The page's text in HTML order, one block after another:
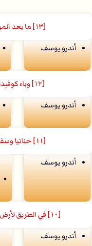
[١٣] ما بعد الموت
أندرو يوسف
[١٢] وباء كوفيد١٩
أندرو يوسف
[١١] حنانيا وسفيرة
أندرو يوسف
[١٠] في الطريق لأرض الموعد
أندرو يوسف